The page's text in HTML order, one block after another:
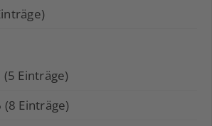
Einträge)
Einträge)